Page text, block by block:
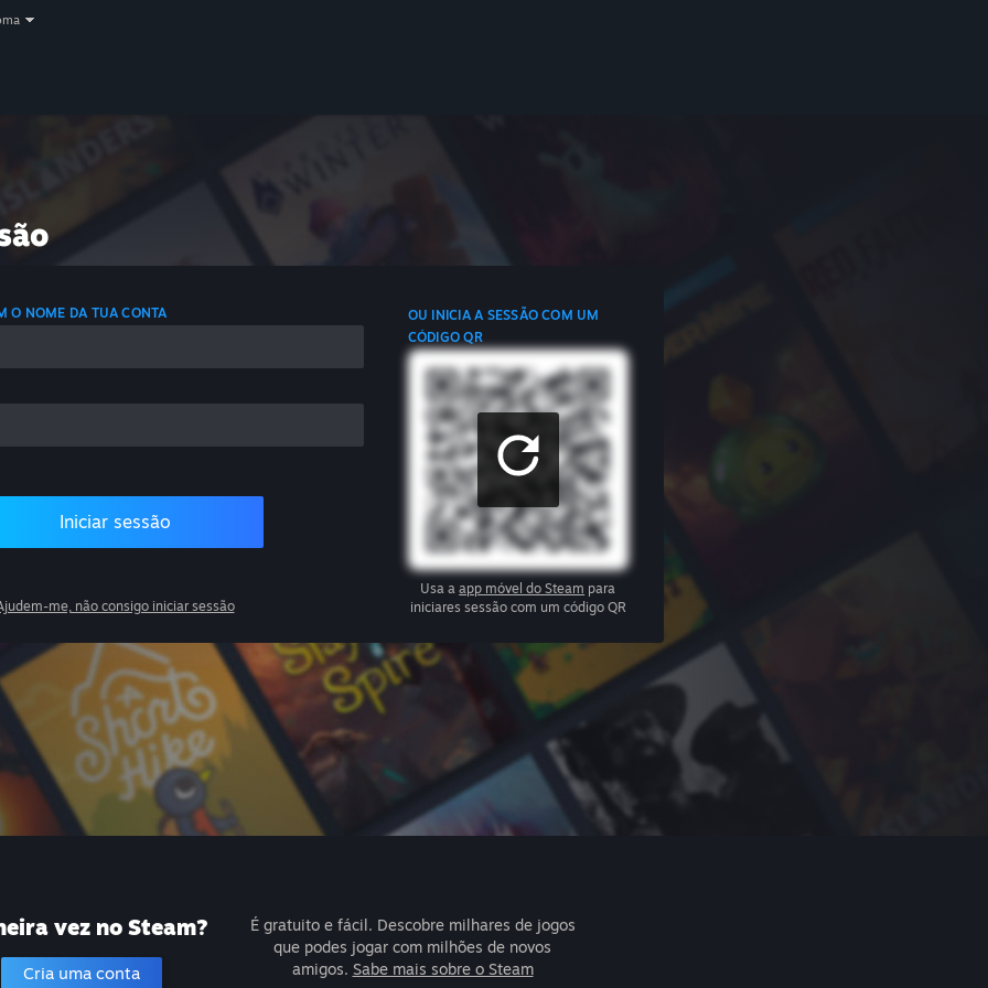
O NOME DA TUA CONTA
Iniciar sessão
me, não consigo iniciar sessão
OU INICIA A SESSÃO COM UM
CÓDIGO QR
Usa aapp móvel do Steam para
iniciares sessão com um código QR
vez no Steam?
Cria uma conta
É gratuito e fácil. Descobre milhares de jogos
que podes jogar com milhões de novos
amigos. Sabe mais sobre o Steam